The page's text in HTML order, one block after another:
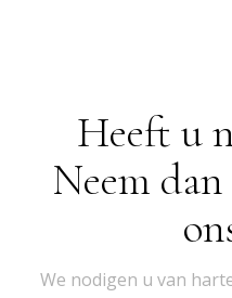
Heeft u
Neem
We nodigen u van